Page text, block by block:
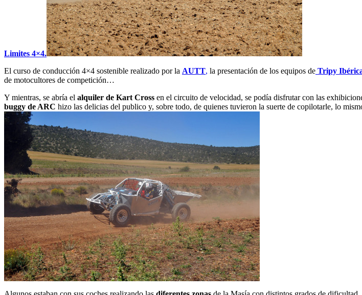
Limites 4×4.
El curso de conducción 4×4 sostenible realizado por la AUTT, la presentación de los equipos de Tripy
de motocultores de competición…
Y mientras, se abría el alquiler de Kart Cross en el circuito de velocidad, se podía disfrutar con las
buggy de ARC hizo las delicias del publico y, sobre todo, de quienes tuvieron la suerte de copilotarle, lo